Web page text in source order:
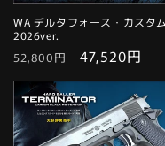
WA デルタフォース・カスタム
2026ver.
通
常
価
格
52,800円
セ
ー
ル
価
格
47,520円